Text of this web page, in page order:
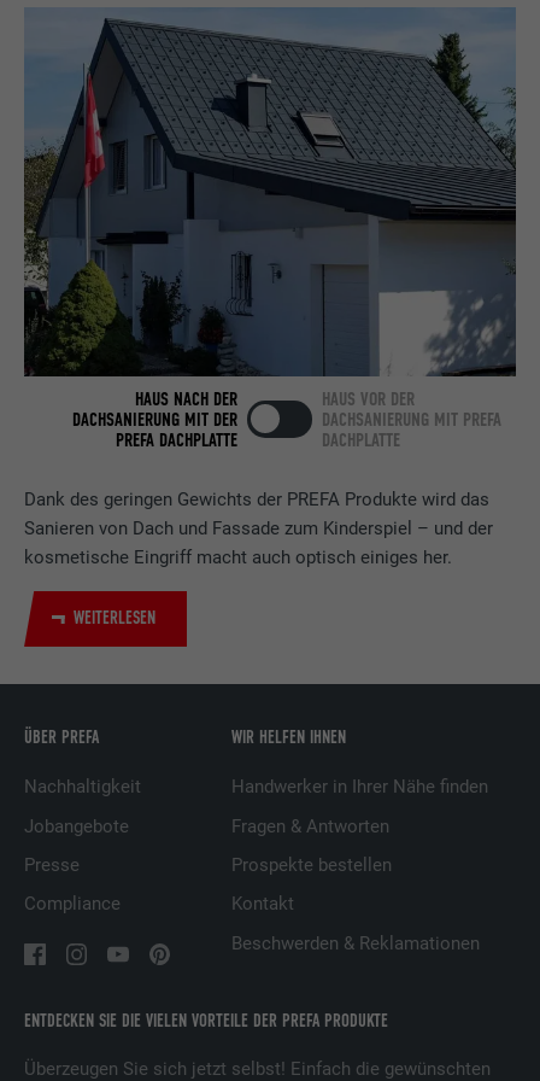
Dank des geringen Gewichts der PREFA Produkte wird das
Sanieren von Dach und Fassade zum Kinderspiel – und der
kosmetische Eingriff macht auch optisch einiges her.
WEITERLESEN
HAUS NACH DER
DACHSANIERUNG MIT DER
PREFA DACHPLATTE
HAUS VOR DER
DACHSANIERUNG MIT PREFA
DACHPLATTE
ENTDECKEN SIE DIE VIELEN VORTEILE DER PREFA PRODUKTE
Überzeugen Sie sich jetzt selbst! Einfach die gewünschten
ÜBER PREFA
Nachhaltigkeit
Jobangebote
Presse
Compliance
WIR HELFEN IHNEN
Handwerker in Ihrer Nähe finden
Fragen & Antworten
Prospekte bestellen
Kontakt
Beschwerden & Reklamationen
bcookie
Anbieter LinkedIn
Laufzeit 2 Jahre
Verwendet vom Social-Networking-Dienst
LinkedIn für die Verfolgung der
Verwendung von eingebetteten
Dienstleistungen.
Name bscookie
LinkedIn
Zweck
Verwendet vom Social-Networking-Dienst
LinkedIn für die Verfolgung der
Verwendung von eingebetteten
Dienstleistungen.
Anbieter
Laufzeit
Wird verwendet, um Besucher auf
mehreren Webseiten zu verfolgen, um
Präferenzen des Besuchers zu
präsentieren.
Name lidc